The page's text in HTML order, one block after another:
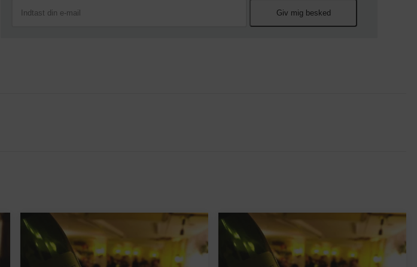
Giv mig besked